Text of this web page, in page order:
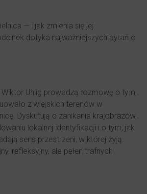
— i jak zmienia się jej
dotyka najważniejszych pytań o
Wiktor Uhlig prowadzą rozmowę o tym,
z wiejskich terenów w
Dyskutują o zanikania krajobrazów,
lokalnej identyfikacji i o tym, jak
sens przestrzeni, w której żyją.
refleksyjny, ale pełen trafnych